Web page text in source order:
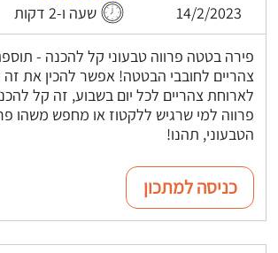
14/2/2023 שעה ו-2 דקות
פירה בטטה פרווה טבעוני קל להכנה -
צהריים לחובבי הבטטה! אפשר להכין את
לארוחת צהריים לכל יום בשבוע, זה קל
פרווה למי שרגיש ללקטוז או מחפש משהו
הטבעוני, תהנו!
כניסה למתכון